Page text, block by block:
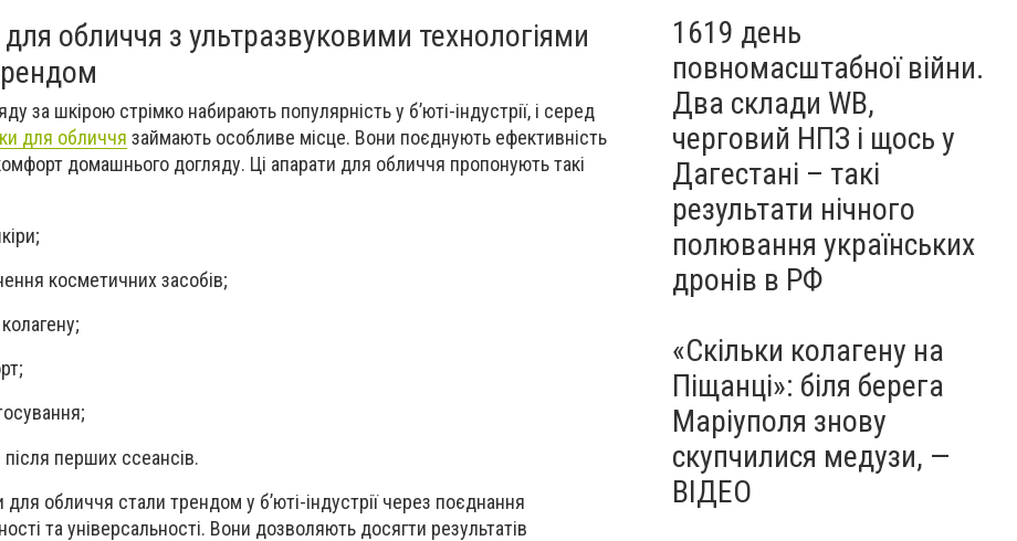
обличчя з ультразвуковими технологіями
за шкірою стрімко набирають популярність у б’юті-індустрії, і серед
для обличчя займають особливе місце. Вони поєднують ефективність
домашнього догляду. Ці апарати для обличчя пропонують такі
косметичних засобів;
перших ссеансів.
для обличчя стали трендом у б’юті-індустрії через поєднання
та універсальності. Вони дозволяють досягти результатів
1619 день
повномасштабної війни.
Два склади WB,
черговий НПЗ і щось у
Дагестані – такі
результати нічного
полювання українських
дронів в РФ
«Скільки колагену на
Піщанці»: біля берега
Маріуполя знову
скупчилися медузи, —
ВІДЕО